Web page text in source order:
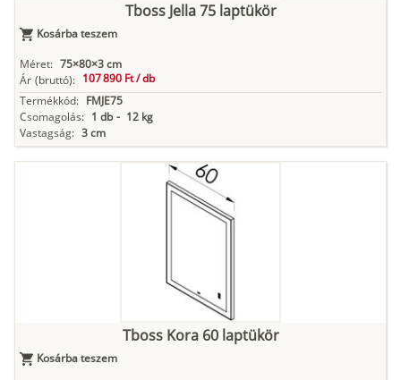
Tboss Jella 75 laptükör
Kosárba teszem
Méret: 75×80×3 cm
Ár (bruttó): 107 890 Ft /db
Termékkód: FMJE75
Csomagolás: 1 db - 12 kg
Vastagság: 3 cm
Tboss Kora 60 laptükör
Kosárba teszem